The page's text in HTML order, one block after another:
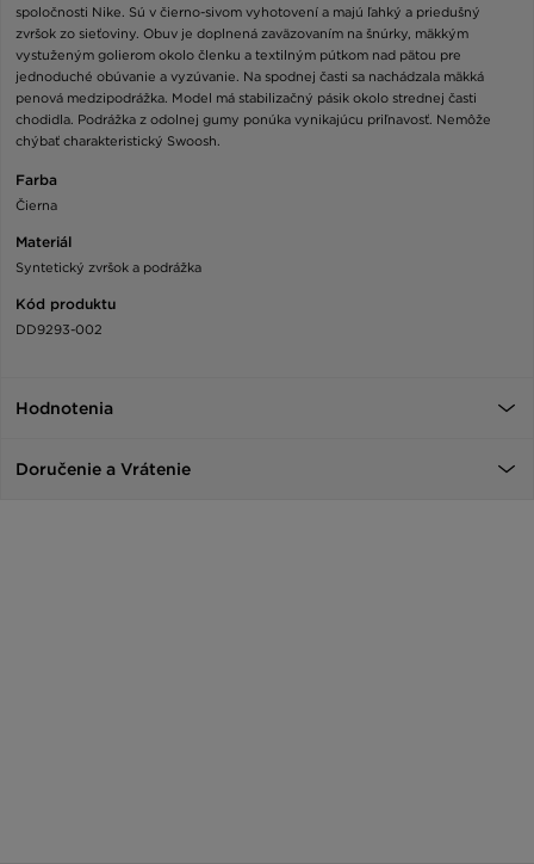
spoločnosti Nike. Sú v čierno-sivom vyhotovení a majú ľahký a priedušný
zvršok zo sieťoviny. Obuv je doplnená zaväzovaním na šnúrky, mäkkým
vystuženým golierom okolo členku a textilným pútkom nad pätou pre
jednoduché obúvanie a vyzúvanie. Na spodnej časti sa nachádzala mäkká
penová medzipodrážka. Model má stabilizačný pásik okolo strednej časti
chodidla. Podrážka z odolnej gumy ponúka vynikajúcu priľnavosť. Nemôže
chýbať charakteristický Swoosh.
Farba
Čierna
Materiál
Syntetický zvršok a podrážka
Kód produktu
DD9293-002
Hodnotenia
Doručenie a Vrátenie